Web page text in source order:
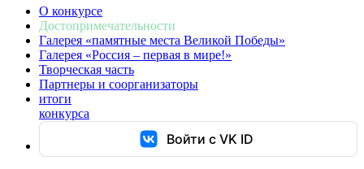
О конкурсе
Достопримечательности
Галерея «памятные места Великой Победы»
Галерея «Россия – первая в мире!»
Творческая часть
Партнеры и соорганизаторы
итоги
конкурса
Войти с VK ID